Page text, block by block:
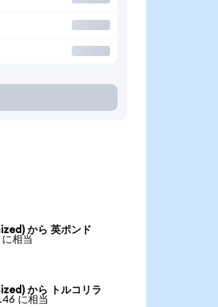
から 英ポンド
相当
から トルコリラ
に相当